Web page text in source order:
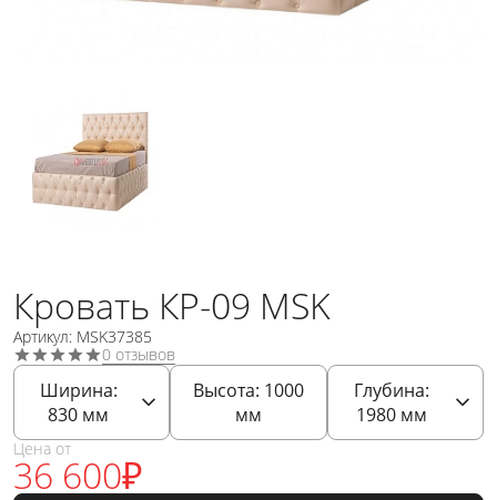
Кровать КР-09 MSK
Артикул: MSK37385
0 отзывов
Ширина:
830 мм
Высота: 1000
мм
Глубина:
1980 мм
Цена от
36 600₽